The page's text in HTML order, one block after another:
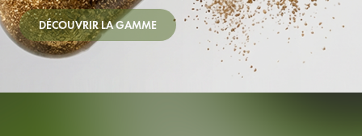
DÉCOUVRIR LA GAMME